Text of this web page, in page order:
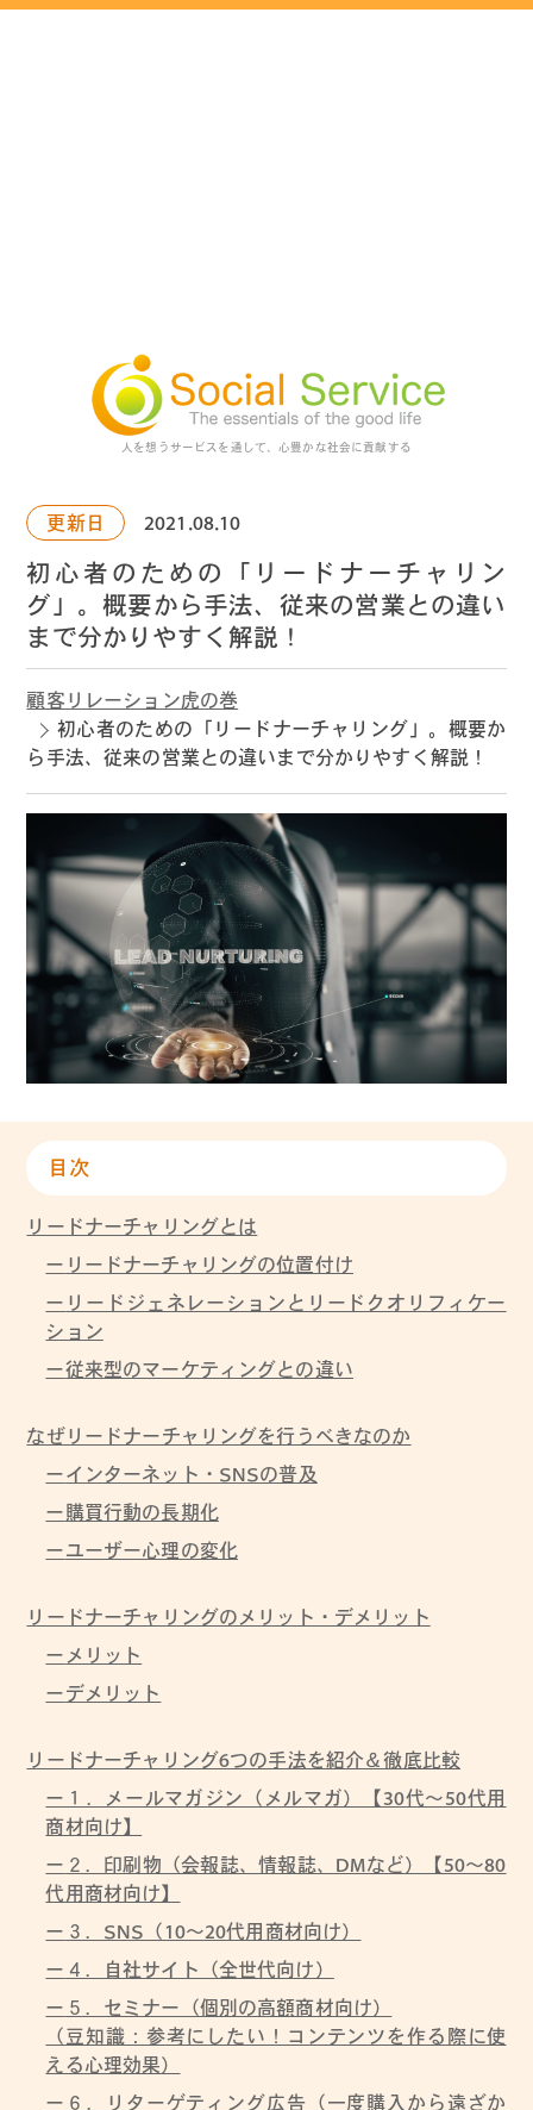
人を想うサービスを通して、心豊かな社会に貢献する
更新日 2021.08.10
初心者のための「リードナーチャリン
グ」。概要から手法、従来の営業との違い
まで分かりやすく解説！
顧客リレーション虎の巻
初心者のための「リードナーチャリング」。概要か
ら手法、従来の営業との違いまで分かりやすく解説！
目次
リードナーチャリングとは
リードナーチャリングの位置付け
リードジェネレーションとリードクオリフィケー
ション
従来型のマーケティングとの違い
なぜリードナーチャリングを行うべきなのか
インターネット・SNSの普及
購買行動の長期化
ユーザー心理の変化
リードナーチャリングのメリット・デメリット
メリット
デメリット
リードナーチャリング6つの手法を紹介＆徹底比較
１．メールマガジン（メルマガ）【30代〜50代用
商材向け】
２．印刷物（会報誌、情報誌、DMなど）【50〜80
代用商材向け】
３．SNS（10〜20代用商材向け）
４．自社サイト（全世代向け）
５．セミナー（個別の高額商材向け）
（豆知識：参考にしたい！コンテンツを作る際に使
える心理効果）
６．リターゲティング広告（一度購入から遠ざか